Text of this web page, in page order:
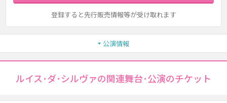
登録すると先行販売情報等が受け取れます
公演情報
ルイス･ダ･シルヴァの関連舞台･公演のチケット